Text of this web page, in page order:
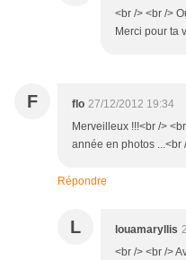
<br /> <br />
Merci pour ta
F flo 27/12/2012 19:34
Merveilleux !!!<br />
année en photos ...<br
Répondre
L louamaryllis
<br /> <br />